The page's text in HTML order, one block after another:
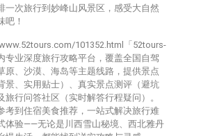
一次旅行到妙峰山风景区，感受大自然
吧！
101352.html「52tours-
专业深度旅行攻略平台，覆盖全国自驾
原、沙漠、海岛等主题线路，提供‌景点
景、实用贴士）、‌真实景点测评‌（避坑
旅行问答社区‌（实时解答行程疑问）。
考到住宿美食推荐，一站式解决旅行难
体验——无论是川西雪山秘境、西北雅丹